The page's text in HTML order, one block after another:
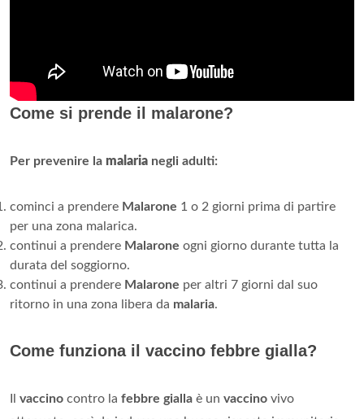
Come si prende il malarone?
Per prevenire la malaria negli adulti:
cominci a prendere Malarone 1 o 2 giorni prima di partire
per una zona malarica.
continui a prendere Malarone ogni giorno durante tutta la
durata del soggiorno.
continui a prendere Malarone per altri 7 giorni dal suo
ritorno in una zona libera da malaria.
Come funziona il vaccino febbre gialla?
vaccino contro la febbre gialla è un vaccino vivo